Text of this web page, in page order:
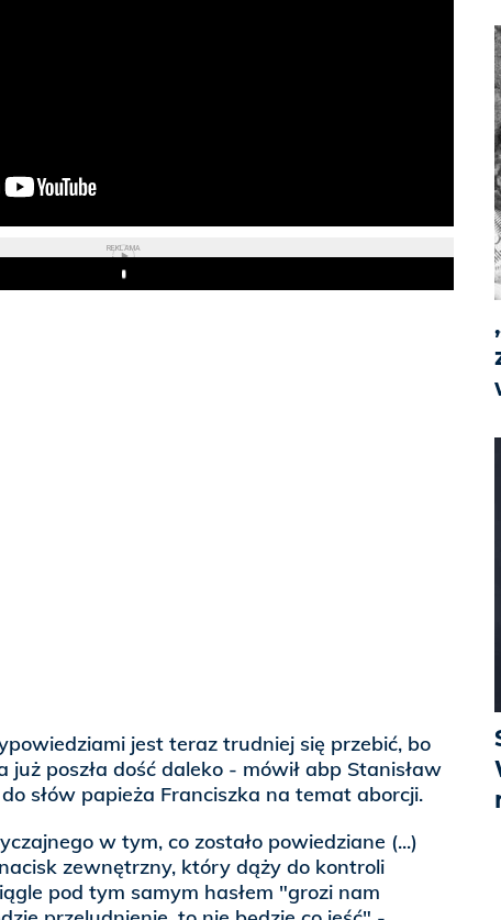
REKLAMA
Play
jest teraz trudniej się przebić, bo
poszła dość daleko - mówił abp Stanisław
słów papieża Franciszka na temat aborcji.
w tym, co zostało powiedziane (...)
zewnętrzny, który dąży do kontroli
pod tym samym hasłem "grozi nam